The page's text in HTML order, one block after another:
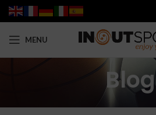
MENU
Blog